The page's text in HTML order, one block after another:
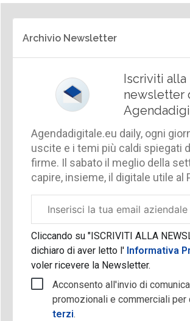
Archivio Newsletter
Iscriviti alla
newsletter
Agendadigitale.eu daily, ogni
uscite e i temi più caldi spiegati
firme. Il sabato il meglio della
capire, insieme, il digitale utile al
aziendale
Cliccando su "ISCRIVITI ALLA
dichiaro di aver letto l'Informativa
voler ricevere la Newsletter.
Acconsento all'invio di
promozionali e commerciali per
terzi.